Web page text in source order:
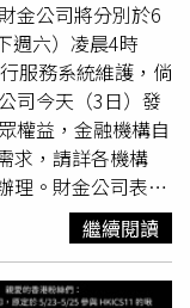
全線長約323.1公
億元），預計
型鐵路隧道，其
隧道全長6.24公
前全線工程進度約
官方強調，此次
響未來通車時程及
發生岩壁崩落事
FM91
因素取消，業者扣
費糾紛。根據觀
業、票據所拒絕往
、依法核准解散名
社被勒令停業，
顯有困難，已無
年5月14日起停止
銷旅行業執照名單
社、草屯旅行社、
、休遊旅行社、駿
括未依規定投保履
金公司將分別於6
週六）凌晨4時
服務系統維護，倘
司今天（3日）發
權益，金融機構自
求，請詳各機構
理。財金公司表
況，致須取消本作業
構，並透過財金公
來金融機構或撥打
繼續閱讀